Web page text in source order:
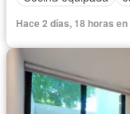
Hace 2 días, 18 horas